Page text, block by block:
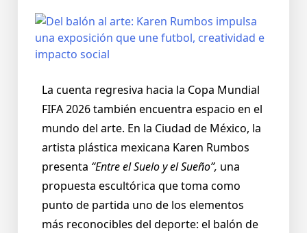
La cuenta regresiva hacia la Copa Mundial
FIFA 2026 también encuentra espacio en el
mundo del arte. En la Ciudad de México, la
artista plástica mexicana Karen Rumbos
presenta “Entre el Suelo y el Sueño”, una
propuesta escultórica que toma como
punto de partida uno de los elementos
más reconocibles del deporte: el balón de